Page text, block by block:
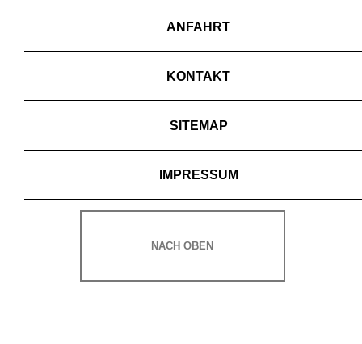
ANFAHRT
KONTAKT
SITEMAP
IMPRESSUM
NACH OBEN